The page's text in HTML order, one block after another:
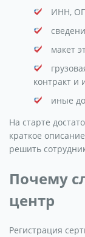
ИНН,
макет
контракт
иные
На старте
краткое
решить
Почему
центр
Регистрация